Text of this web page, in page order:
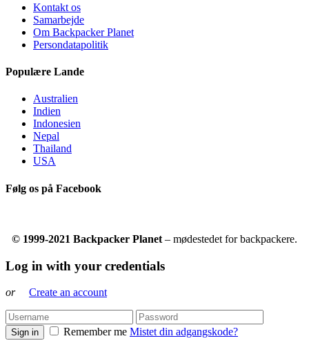
Kontakt os
Samarbejde
Om Backpacker Planet
Persondatapolitik
Populære Lande
Australien
Indien
Indonesien
Nepal
Thailand
USA
Følg os på Facebook
© 1999-2021 Backpacker Planet – mødestedet for backpackere.
Log in with your credentials
or Create an account
Sign in Remember me Mistet din adgangskode?